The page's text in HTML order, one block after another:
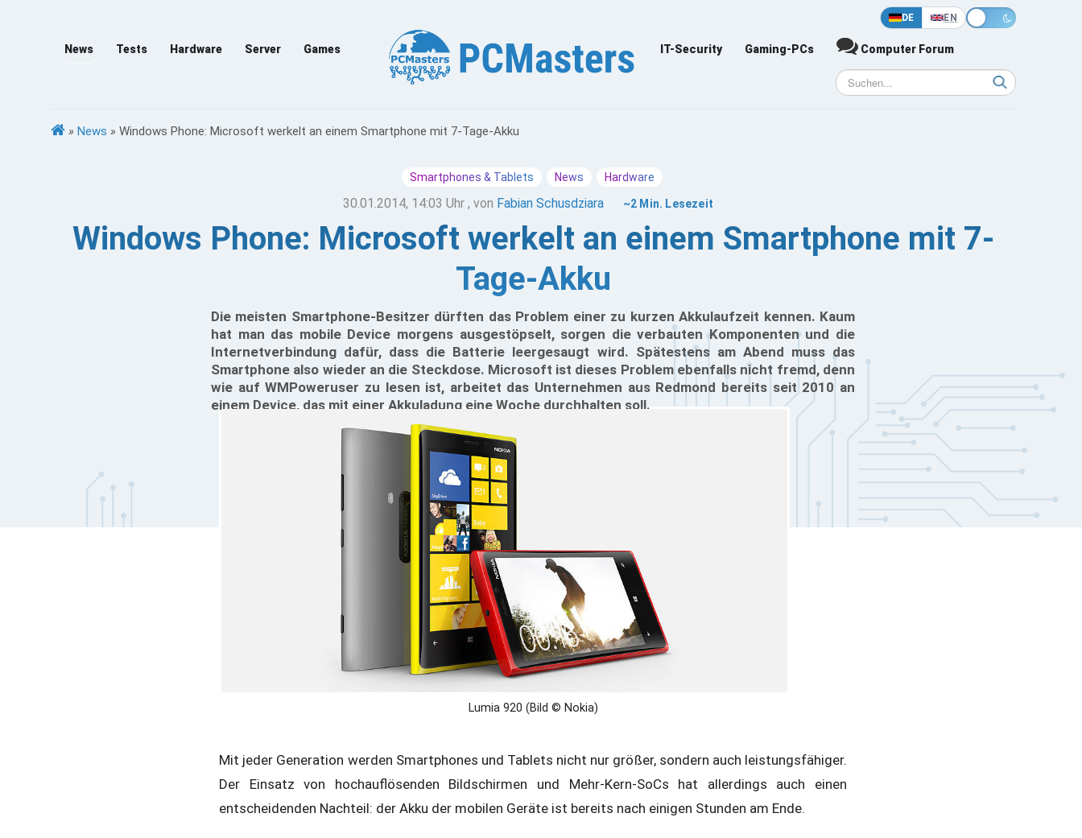
DE EN
News Tests Hardware Server Games IT-Security Gaming-PCs Computer Forum
» News » Windows Phone: Microsoft werkelt an einem Smartphone mit 7-Tage-Akku
Smartphones & Tablets News Hardware
30.01.2014, 14:03 Uhr , von Fabian Schusdziara ~2 Min. Lesezeit
Windows Phone: Microsoft werkelt an einem Smartphone mit 7-
Tage-Akku
Die meisten Smartphone-Besitzer dürften das Problem einer zu kurzen Akkulaufzeit kennen. Kaum
hat man das mobile Device morgens ausgestöpselt, sorgen die verbauten Komponenten und die
Internetverbindung dafür, dass die Batterie leergesaugt wird. Spätestens am Abend muss das
Smartphone also wieder an die Steckdose. Microsoft ist dieses Problem ebenfalls nicht fremd, denn
wie auf WMPoweruser zu lesen ist, arbeitet das Unternehmen aus Redmond bereits seit 2010 an
einem Device, das mit einer Akkuladung eine Woche durchhalten soll.
Lumia 920 (Bild © Nokia)
Mit jeder Generation werden Smartphones und Tablets nicht nur größer, sondern auch leistungsfähiger.
Der Einsatz von hochauflösenden Bildschirmen und Mehr-Kern-SoCs hat allerdings auch einen
entscheidenden Nachteil: der Akku der mobilen Geräte ist bereits nach einigen Stunden am Ende.